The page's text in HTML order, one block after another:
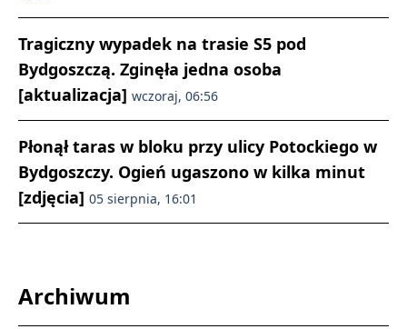
Tragiczny wypadek na trasie S5 pod
Bydgoszczą. Zginęła jedna osoba
[aktualizacja] wczoraj, 06:56
Płonął taras w bloku przy ulicy Potockiego w
Bydgoszczy. Ogień ugaszono w kilka minut
[zdjęcia] 05 sierpnia, 16:01
Archiwum